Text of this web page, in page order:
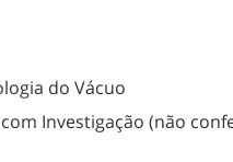
do Vácuo
Investigação (não